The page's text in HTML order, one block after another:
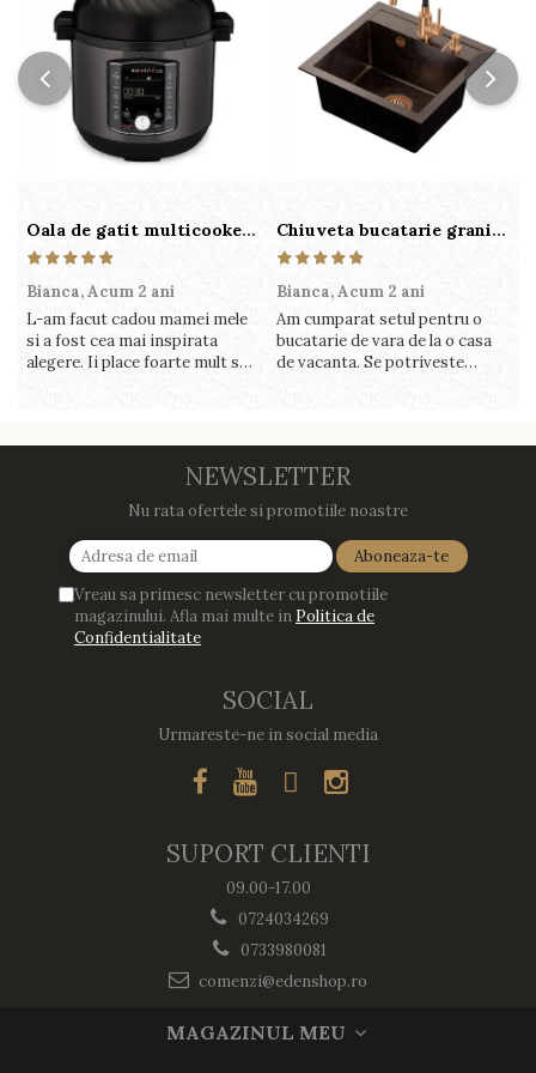
Oala de gatit multicooker 11 functii Instant Pot Pro Crisp 8 + Air Fryer 7.6 lt
Bianca,Acum 2 ani
L-am facut cadou mamei mele
si a fost cea mai inspirata
alegere. Ii place foarte mult sa
gandesc serios sa imi cumpar
si eu! Recomand mult !
Chiuveta bucatarie granit cu finisaj negru perlat/cupru Steingran Art Copper cu dozator si baterie Quadron
Bianca,Acum 2 ani
Am cumparat setul pentru o
bucatarie de vara de la o casa
de vacanta. Se potriveste
cu drag !
NEWSLETTER
Nu rata ofertele si promotiile noastre
Vreau sa primesc newsletter cu promotiile
magazinului. Afla mai multe in Politica de
Confidentialitate
SOCIAL
Urmareste-ne in social media
SUPORT CLIENTI
09.00-17.00
0724034269
0733980081
comenzi@edenshop.ro
MAGAZINUL MEU